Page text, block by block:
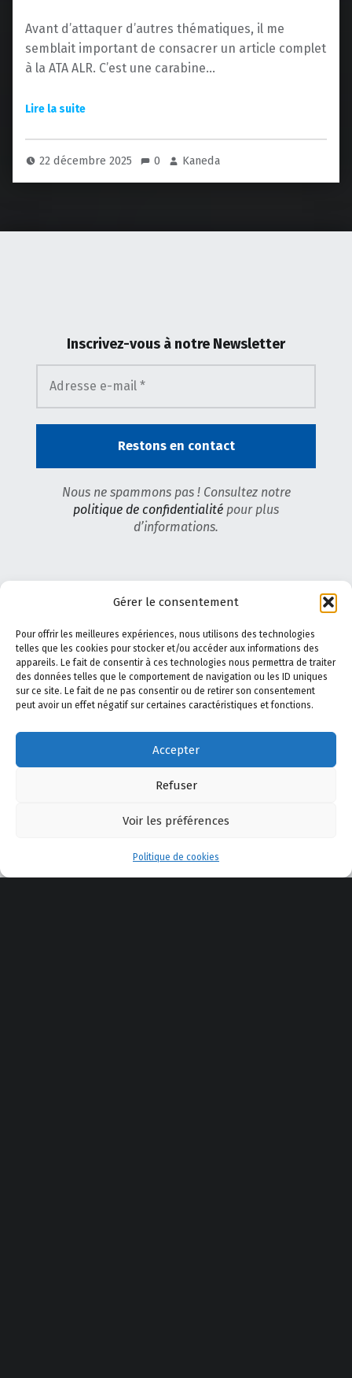
Gérer le consentement
Pour offrir les meilleures expériences, nous utilisons des technologies
telles que les cookies pour stocker et/ou accéder aux informations des
appareils. Le fait de consentir à ces technologies nous permettra de traiter
des données telles que le comportement de navigation ou les ID uniques
sur ce site. Le fait de ne pas consentir ou de retirer son consentement
peut avoir un effet négatif sur certaines caractéristiques et fonctions.
Accepter
Refuser
Voir les préférences
Politique de cookies
Menu
Avant d’attaquer d’autres thématiques, il me
semblait important de consacrer un article complet
à la ATA ALR. C’est une carabine…
22 décembre 2025 0 Kaneda
Inscrivez-vous à notre Newsletter
Nous ne spammons pas ! Consultez notre
politique de confidentialité pour plus
d’informations.